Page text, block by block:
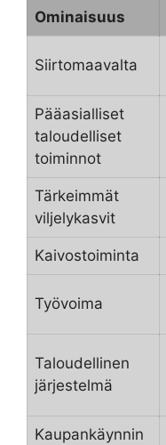
Ominaisuus
Siirtomaavalta
Pääasialliset
taloudelliset
toiminnot
Tärkeimmät
viljelykasvit
Kaivostoiminta
Työvoima
Taloudellinen
järjestelmä
Kaupankäynnin